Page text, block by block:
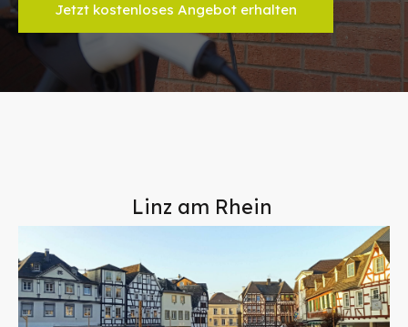
Jetzt kostenloses Angebot erhalten
Linz am Rhein